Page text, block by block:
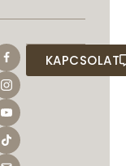
KAPCSOLAT